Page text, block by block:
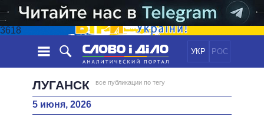
3618
УКР РОС
НОВОСТИ
ЛЕНТА
ЛУГАНСК все публикации по тегу
5 июня, 2026